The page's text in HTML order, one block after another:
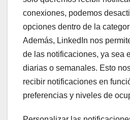
conexiones, podemos
opciones dentro de la
Además, LinkedIn nos
de las notificaciones, ya sea
diarias o semanales. Esto
recibir notificaciones en
preferencias y niveles de